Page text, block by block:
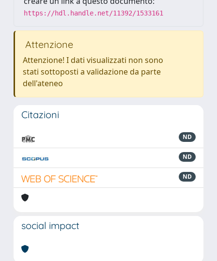
https://hdl.handle.net/11392/1533161
Attenzione
Attenzione! I dati visualizzati non sono
stati sottoposti a validazione da parte
dell'ateneo
Citazioni
ND
ND
ND
social impact